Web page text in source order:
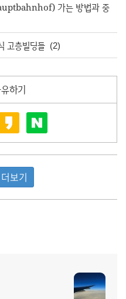
가는 방법과 중
고층빌딩들 (2)
하기
보기